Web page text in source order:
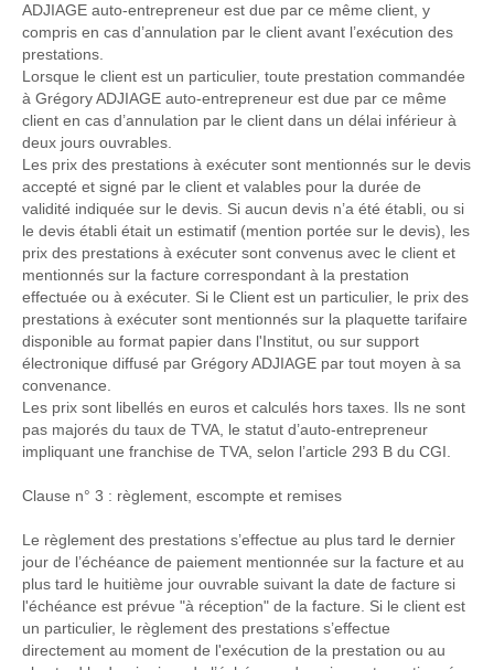
ADJIAGE auto-entrepreneur est due par ce même client, y
compris en cas d’annulation par le client avant l’exécution des
prestations.
Lorsque le client est un particulier, toute prestation commandée
à Grégory ADJIAGE auto-entrepreneur est due par ce même
client en cas d’annulation par le client dans un délai inférieur à
deux jours ouvrables.
Les prix des prestations à exécuter sont mentionnés sur le devis
accepté et signé par le client et valables pour la durée de
validité indiquée sur le devis. Si aucun devis n’a été établi, ou si
le devis établi était un estimatif (mention portée sur le devis), les
prix des prestations à exécuter sont convenus avec le client et
mentionnés sur la facture correspondant à la prestation
effectuée ou à exécuter. Si le Client est un particulier, le prix des
prestations à exécuter sont mentionnés sur la plaquette tarifaire
disponible au format papier dans l'Institut, ou sur support
électronique diffusé par Grégory ADJIAGE par tout moyen à sa
convenance.
Les prix sont libellés en euros et calculés hors taxes. Ils ne sont
pas majorés du taux de TVA, le statut d’auto-entrepreneur
impliquant une franchise de TVA, selon l’article 293 B du CGI.
Clause n° 3 : règlement, escompte et remises
Le règlement des prestations s’effectue au plus tard le dernier
jour de l’échéance de paiement mentionnée sur la facture et au
plus tard le huitième jour ouvrable suivant la date de facture si
l'échéance est prévue "à réception" de la facture. Si le client est
un particulier, le règlement des prestations s’effectue
directement au moment de l'exécution de la prestation ou au